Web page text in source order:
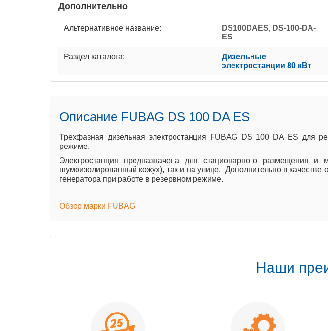
Дополнительно
Альтернативное название:
DS100DAES, DS-100-DA-
ES
Раздел каталога:
Дизельные
электростанции 80 кВт
Описание FUBAG DS 100 DA ES
Трехфазная дизельная электростанция FUBAG DS 100 DA ES для
режиме.
Электростанция предназначена для стационарного размещения
шумоизолированный кожух), так и на улице. Дополнительно в качестве
генератора при работе в резервном режиме.
Обзор марки FUBAG
Наши